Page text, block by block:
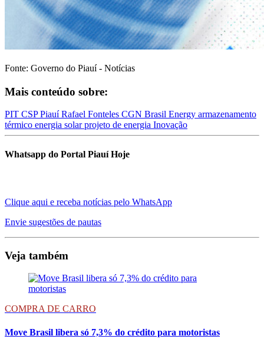
Fonte: Governo do Piauí - Notícias
Mais conteúdo sobre:
PIT CSPPiauíRafael Fonteles CGN Brasil Energy armazenamento
térmico energia solarprojeto de energia Inovação
Whatsapp do Portal Piauí Hoje
Clique aqui e receba notícias pelo WhatsApp
Envie sugestões de pautas
Veja também
COMPRA DE CARRO
Move Brasil libera só 7,3% do crédito para motoristas